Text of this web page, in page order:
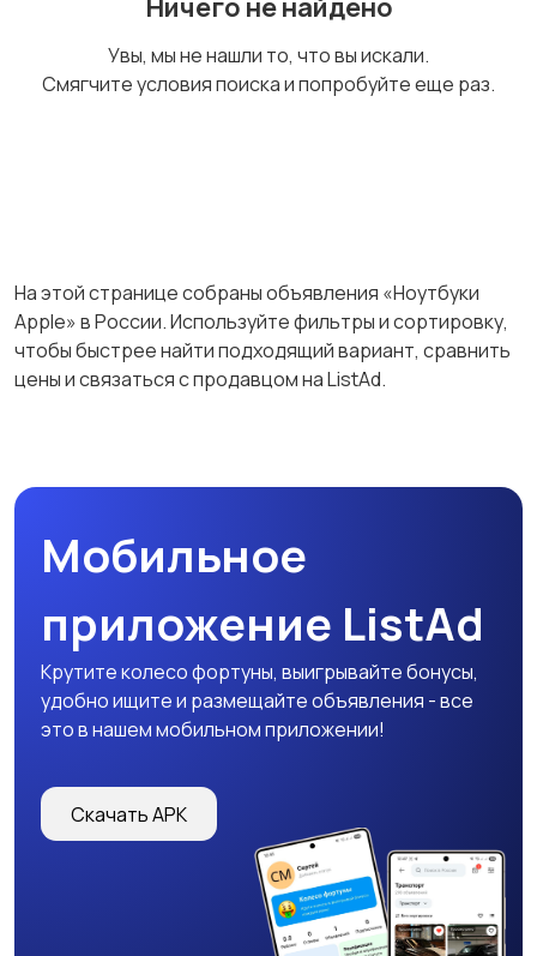
Программное
обеспечение
Рули, джойстики,
геймпады
Планшетные
аксессуары
Графические
планшеты
Ничего не найдено
Увы, мы не нашли то, что вы искали.
Смягчите условия поиска и попробуйте еще раз.
На этой странице собраны объявления «Ноутбуки
Apple» в России. Используйте фильтры и сортировку,
чтобы быстрее найти подходящий вариант, сравнить
цены и связаться с продавцом на ListAd.
Мобильное
приложение ListAd
Крутите колесо фортуны, выигрывайте бонусы,
удобно ищите и размещайте объявления - все
это в нашем мобильном приложении!
Скачать APK